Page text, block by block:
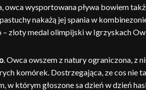
owca wysportowana pływa bowiem
nakażą jej spania w
– zloty medal olimpijski w Igrzyskach
. Owca owszem z natury ograniczona, z
komórek. Dostrzegająca, ze cos nie
w którym głoszone sa dzień w dzień